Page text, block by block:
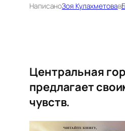
НаписаноЗоя Кулахметовав
Центральная
предлагает
чувств.